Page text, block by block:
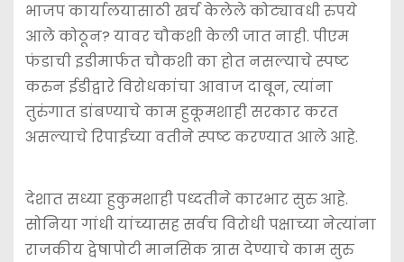
भाजप कार्यालयासाठी खर्च केलेले कोट्यावधी रुपये
आले कोठून? यावर चौकशी केली जात नाही. पीएम
फंडाची इडीमार्फत चौकशी का होत नसल्याचे स्पष्ट
करुन ईडीद्वारे विरोधकांचा आवाज दाबून, त्यांना
तुरुंगात डांबण्याचे काम हुकूमशाही सरकार करत
असल्याचे रिपाईच्या वतीने स्पष्ट करण्यात आले आहे.
देशात सध्या हुकुमशाही पध्दतीने कारभार सुरु आहे.
सोनिया गांधी यांच्यासह सर्वच विरोधी पक्षाच्या नेत्यांना
राजकीय द्वेषापोटी मानसिक त्रास देण्याचे काम सुरु